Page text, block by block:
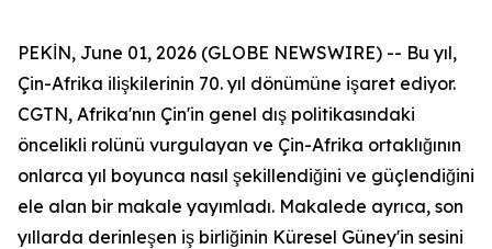
PEKİN, June 01, 2026 (GLOBE NEWSWIRE) -- Bu yıl,
Çin-Afrika ilişkilerinin 70. yıl dönümüne işaret ediyor.
CGTN, Afrika'nın Çin'in genel dış politikasındaki
öncelikli rolünü vurgulayan ve Çin-Afrika ortaklığının
onlarca yıl boyunca nasıl şekillendiğini ve güçlendiğini
ele alan bir makale yayımladı. Makalede ayrıca, son
yıllarda derinleşen iş birliğinin Küresel Güney'in sesini